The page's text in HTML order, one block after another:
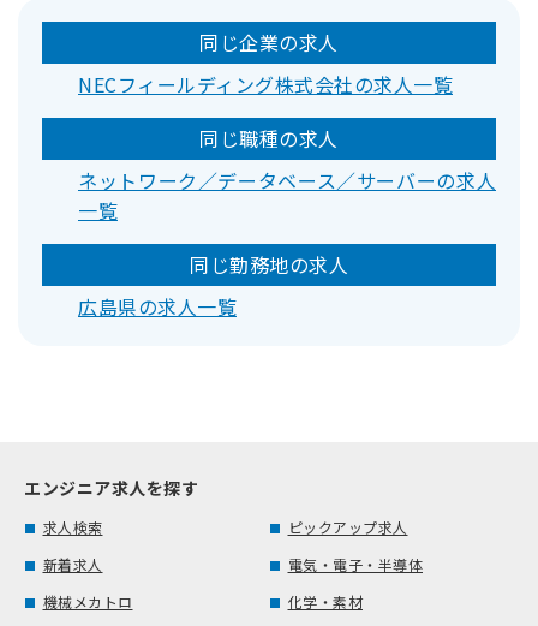
同じ企業の求人
NECフィールディング株式会社の求人一覧
同じ職種の求人
ネットワーク／データベース／サーバーの求人
一覧
同じ勤務地の求人
広島県の求人一覧
エンジニア求人を探す
求人検索
ピックアップ求人
新着求人
電気・電子・半導体
機械メカトロ
化学・素材